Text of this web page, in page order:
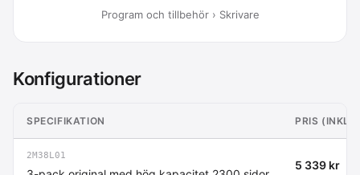
Program och tillbehör › Skrivare
Konfigurationer
SPECIFIKATION PRIS (INKL
2M38L01
5 339 kr